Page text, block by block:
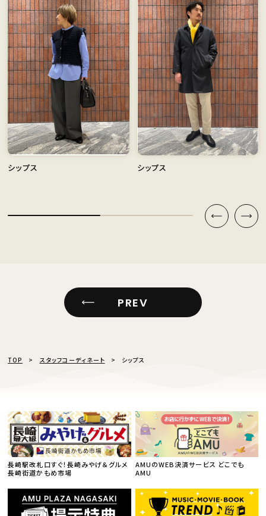
シップス シップス
PREV
TOP スタッフコーディネート シップス
長崎駅改札口すぐ！長崎みやげ＆グルメ
長崎街道かもめ市場
AMUのWEB決済サービス どこでも
AMU